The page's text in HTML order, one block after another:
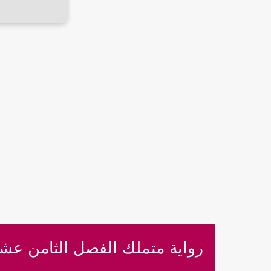
رواية متملك الفصل الثامن عشر